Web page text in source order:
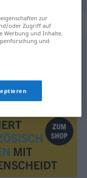
zur
oder Zugriff auf
Werbung und Inhalte,
und